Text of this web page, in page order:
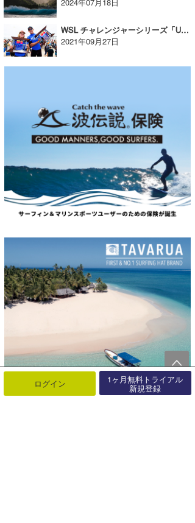
WSL チャレンジャーシリーズ「USオープン」大会結果！
2021年09月27日
ログイン 1ヶ月無料トライアル
新規登録